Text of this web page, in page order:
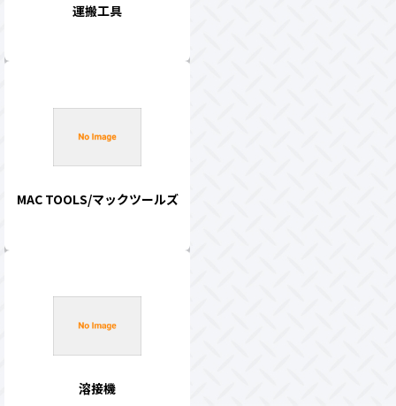
運搬工具
MAC TOOLS/マックツールズ
溶接機